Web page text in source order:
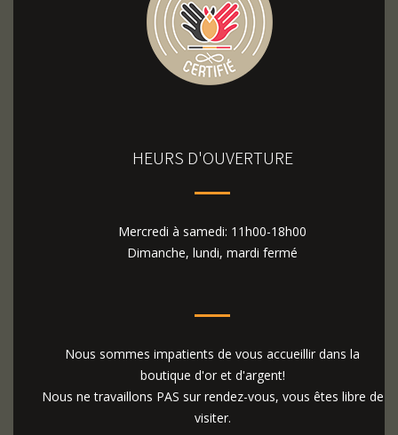
HEURS D'OUVERTURE
Mercredi à samedi: 11h00-18h00
Dimanche, lundi, mardi fermé
Nous sommes impatients de vous accueillir dans la
boutique d'or et d'argent!
Nous ne travaillons PAS sur rendez-vous, vous êtes libre de
visiter.